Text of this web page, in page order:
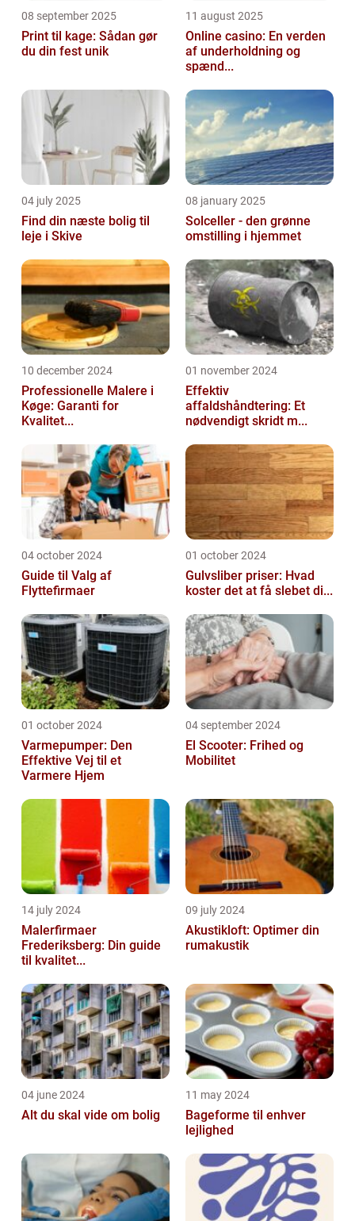
08 september 2025
Print til kage: Sådan gør
du din fest unik
11 august 2025
Online casino: En verden
af underholdning og
spænd...
04 july 2025
Find din næste bolig til
leje i Skive
08 january 2025
Solceller - den grønne
omstilling i hjemmet
10 december 2024
Professionelle Malere i
Køge: Garanti for
Kvalitet...
01 november 2024
Effektiv
affaldshåndtering: Et
nødvendigt skridt m...
04 october 2024
Guide til Valg af
Flyttefirmaer
01 october 2024
Gulvsliber priser: Hvad
koster det at få slebet di...
01 october 2024
Varmepumper: Den
Effektive Vej til et
Varmere Hjem
04 september 2024
El Scooter: Frihed og
Mobilitet
14 july 2024
Malerfirmaer
Frederiksberg: Din guide
til kvalitet...
09 july 2024
Akustikloft: Optimer din
rumakustik
04 june 2024
Alt du skal vide om bolig
11 may 2024
Bageforme til enhver
lejlighed